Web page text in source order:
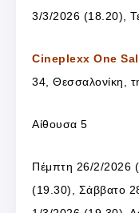
3/3/2026 (18.20),
Cineplexx One
34, Θεσσαλονίκη,
Αίθουσα 5
Πέμπτη 26/2/2026
(19.30), Σάββατο